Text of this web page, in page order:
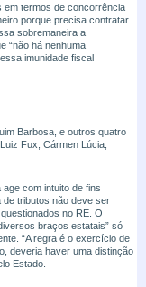
em termos de concorrência
porque precisa contratar
sobremaneira a
“não há nenhuma
imunidade fiscal
Barbosa, e outros quatro
Fux, Cármen Lúcia,
com intuito de fins
tributos não deve ser
no RE. O
braços estatais” só
“A regra é o exercício de
deveria haver uma distinção
Estado.